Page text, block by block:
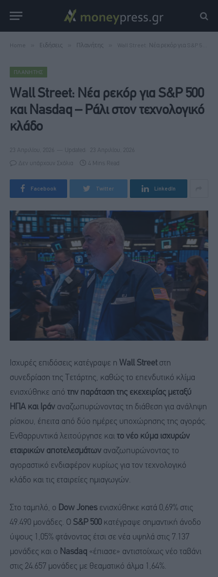
Home Ειδήσεις Πλανήτης Wall Street: Νέα ρεκόρ για S&P 500 και Nasdaq – Ράλι στον τεχνολογικό κλάδο
ΠΛΑΝΉΤΗΣ
Wall Street: Νέα ρεκόρ για S&P 500
και Nasdaq – Ράλι στον τεχνολογικό
κλάδο
23 Απριλίου, 2026 Updated: 23 Απριλίου, 2026
Δεν υπάρχουν Σχόλια 4 Mins Read
Facebook Twitter LinkedIn
Ισχυρές επιδόσεις κατέγραψε η Wall Streetστη
συνεδρίαση της Τετάρτης, καθώς το επενδυτικό κλίμα
ενισχύθηκε από την παράταση της εκεχειρίας μεταξύ
ΗΠΑ και Ιράν αναζωπυρώνοντας τη διάθεση για ανάληψη
ρίσκου, έπειτα από δύο ημέρες υποχώρησης της αγοράς.
Ενθαρρυντικά λειτούργησε και το νέο κύμα ισχυρών
εταιρικών αποτελεσμάτων αναζωπυρώνοντας το
αγοραστικό ενδιαφέρον κυρίως για τον τεχνολογικό
κλάδο και τις εταιρείες ημιαγωγών.
Στο ταμπλό, ο Dow Jones ενισχύθηκε κατά 0,69% στις
49.490 μονάδες. Ο S&P 500 κατέγραψε σημαντική άνοδο
ύψους 1,05% φτάνοντας έτσι σε νέα υψηλά στις 7.137
μονάδες και ο Nasdaq «έπιασε» αντιστοίχως νέο ταβάνι
στις 24.657 μονάδες με θεαματικό άλμα 1,64%.